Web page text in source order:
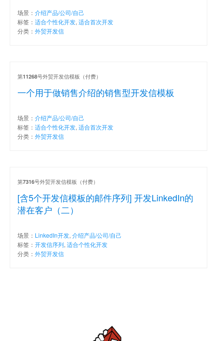
场景： 介绍产品/公司/自己
标签： 适合个性化开发, 适合首次开发
分类： 外贸开发信
一个用于做销售介绍的销售型开发信模板
第11268号外贸开发信模板（付费）
场景： 介绍产品/公司/自己
标签： 适合个性化开发, 适合首次开发
分类： 外贸开发信
[含5个开发信模板的邮件序列] 开发LinkedIn的
潜在客户（二）
第7316号外贸开发信模板（付费）
场景： LinkedIn开发, 介绍产品/公司/自己
标签： 开发信序列, 适合个性化开发
分类： 外贸开发信